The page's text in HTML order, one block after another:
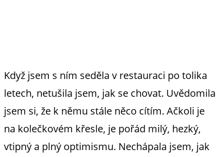
Když jsem s ním seděla v restauraci po tolika
letech, netušila jsem, jak se chovat. Uvědomila
jsem si, že k němu stále něco cítím. Ačkoli je
na kolečkovém křesle, je pořád milý, hezký,
vtipný a plný optimismu. Nechápala jsem, jak